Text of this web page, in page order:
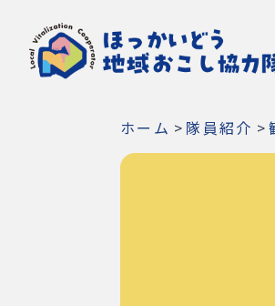
ホーム > 隊員紹介 >